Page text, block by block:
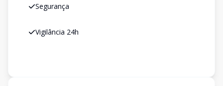
Segurança
Vigilância 24h